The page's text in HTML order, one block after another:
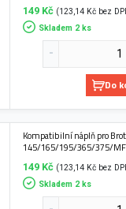
149 Kč (123,14 Kč bez
Skladem 2 ks
Do
Kompatibilní náplň pro
145/165/195/365/375/
149 Kč (123,14 Kč bez
Skladem 2 ks